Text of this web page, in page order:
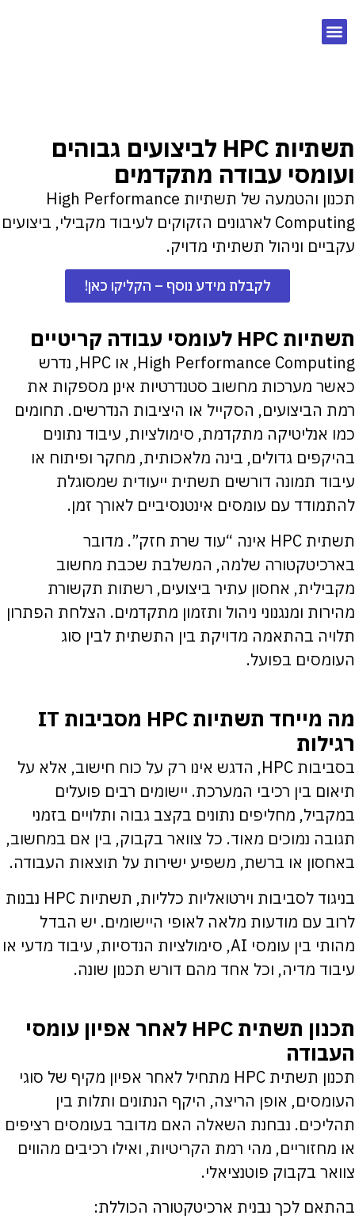
תשתיות HPC לביצועים גבוהים
ועומסי עבודה מתקדמים
תכנון והטמעה של תשתיות High Performance
Computing לארגונים הזקוקים לעיבוד מקבילי, ביצועים
עקביים וניהול תשתיתי מדויק.
לקבלת מידע נוסף – הקליקו כאן!
תשתיות HPC לעומסי עבודה קריטיים
High Performance Computing, או HPC, נדרש
כאשר מערכות מחשוב סטנדרטיות אינן מספקות את
רמת הביצועים, הסקייל או היציבות הנדרשים. תחומים
כמו אנליטיקה מתקדמת, סימולציות, עיבוד נתונים
בהיקפים גדולים, בינה מלאכותית, מחקר ופיתוח או
עיבוד תמונה דורשים תשתית ייעודית שמסוגלת
להתמודד עם עומסים אינטנסיביים לאורך זמן.
תשתית HPC אינה “עוד שרת חזק”. מדובר
בארכיטקטורה שלמה, המשלבת שכבת מחשוב
מקבילית, אחסון עתיר ביצועים, רשתות תקשורת
מהירות ומנגנוני ניהול ותזמון מתקדמים. הצלחת הפתרון
תלויה בהתאמה מדויקת בין התשתית לבין סוג
העומסים בפועל.
מה מייחד תשתיות HPC מסביבות IT
רגילות
בסביבות HPC, הדגש אינו רק על כוח חישוב, אלא על
תיאום בין רכיבי המערכת. יישומים רבים פועלים
במקביל, מחליפים נתונים בקצב גבוה ותלויים בזמני
תגובה נמוכים מאוד. כל צוואר בקבוק, בין אם במחשוב,
באחסון או ברשת, משפיע ישירות על תוצאות העבודה.
בניגוד לסביבות וירטואליות כלליות, תשתיות HPC נבנות
לרוב עם מודעות מלאה לאופי היישומים. יש הבדל
מהותי בין עומסי AI, סימולציות הנדסיות, עיבוד מדעי או
עיבוד מדיה, וכל אחד מהם דורש תכנון שונה.
תכנון תשתית HPC לאחר אפיון עומסי
העבודה
תכנון תשתית HPC מתחיל לאחר אפיון מקיף של סוגי
העומסים, אופן הריצה, היקף הנתונים ותלות בין
תהליכים. נבחנת השאלה האם מדובר בעומסים רציפים
או מחזוריים, מהי רמת הקריטיות, ואילו רכיבים מהווים
צוואר בקבוק פוטנציאלי.
בהתאם לכך נבנית ארכיטקטורה הכוללת: